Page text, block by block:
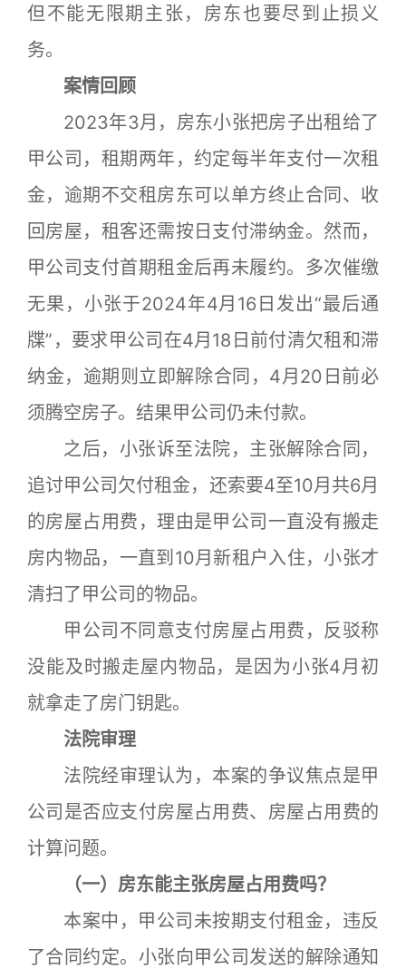
但不能无限期主张，房东也要尽到止损义
务。
案情回顾
2023年3月，房东小张把房子出租给了
甲公司，租期两年，约定每半年支付一次租
金，逾期不交租房东可以单方终止合同、收
回房屋，租客还需按日支付滞纳金。然而，
甲公司支付首期租金后再未履约。多次催缴
无果，小张于2024年4月16日发出“最后通
牒”，要求甲公司在4月18日前付清欠租和滞
纳金，逾期则立即解除合同，4月20日前必
须腾空房子。结果甲公司仍未付款。
之后，小张诉至法院，主张解除合同，
追讨甲公司欠付租金，还索要4至10月共6月
的房屋占用费，理由是甲公司一直没有搬走
房内物品，一直到10月新租户入住，小张才
清扫了甲公司的物品。
甲公司不同意支付房屋占用费，反驳称
没能及时搬走屋内物品，是因为小张4月初
就拿走了房门钥匙。
法院审理
法院经审理认为，本案的争议焦点是甲
公司是否应支付房屋占用费、房屋占用费的
计算问题。
（一）房东能主张房屋占用费吗？
本案中，甲公司未按期支付租金，违反
了合同约定。小张向甲公司发送的解除通知